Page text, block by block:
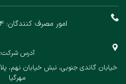
امور مصرف کنندگان: 54894- 021
آدرس شرکت:
مهرگیا